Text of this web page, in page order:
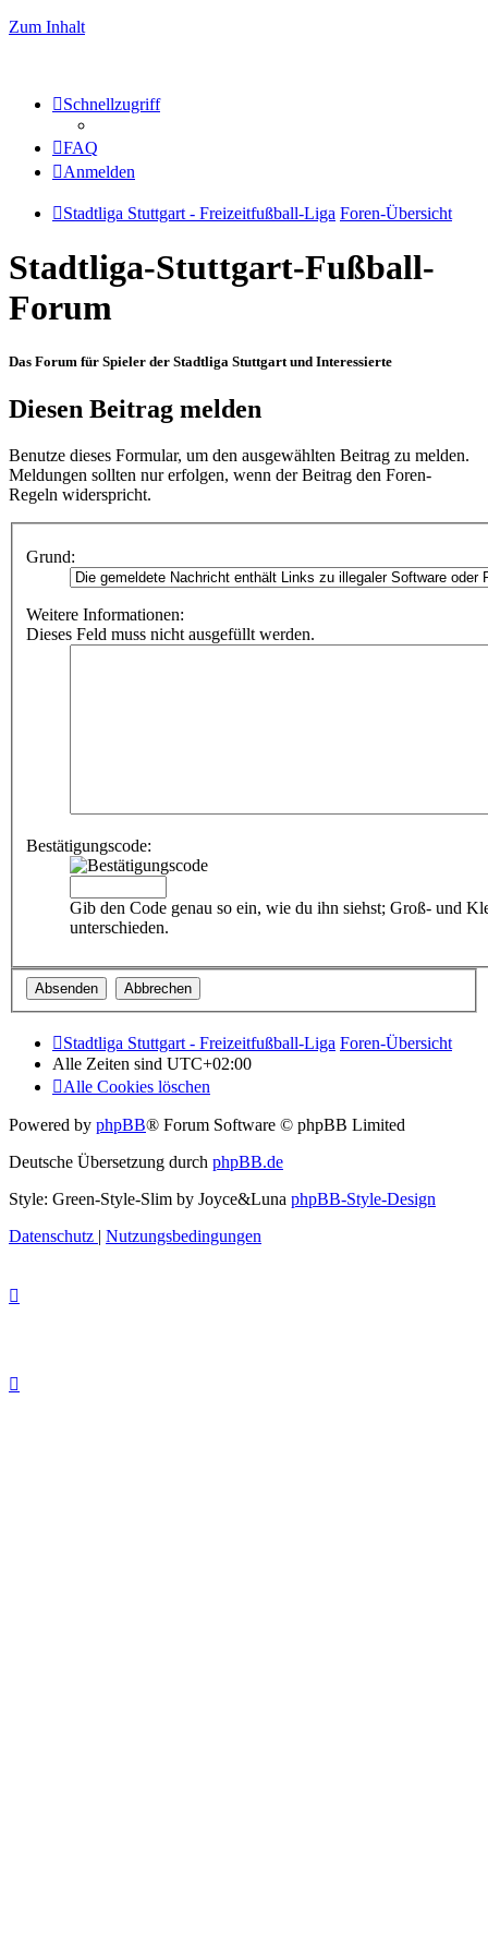
Zum Inhalt
Schnellzugriff
FAQ
Anmelden
Stadtliga Stuttgart - Freizeitfußball-Liga Foren-Übersicht
Stadtliga-Stuttgart-Fußball-
Forum
Das Forum für Spieler der Stadtliga Stuttgart und Interessierte
Diesen Beitrag melden
Benutze dieses Formular, um den ausgewählten Beitrag zu melden.
Meldungen sollten nur erfolgen, wenn der Beitrag den Foren-
Regeln widerspricht.
Grund:
Weitere Informationen:
Dieses Feld muss nicht ausgefüllt werden.
Bestätigungscode:
Gib den Code genau so ein, wie du ihn siehst; Groß- und
unterschieden.
Stadtliga Stuttgart - Freizeitfußball-Liga Foren-Übersicht
Alle Zeiten sind UTC+02:00
Alle Cookies löschen
Powered by phpBB® Forum Software © phpBB Limited
Deutsche Übersetzung durch phpBB.de
Style: Green-Style-Slim by Joyce&Luna phpBB-Style-Design
Datenschutz | Nutzungsbedingungen